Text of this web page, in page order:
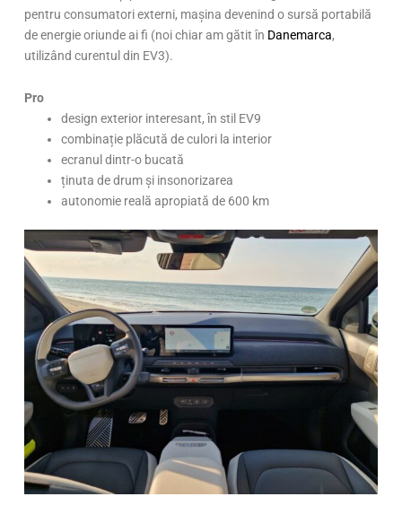
pentru consumatori externi, mașina devenind o sursă portabilă
de energie oriunde ai fi (noi chiar am gătit în Danemarca,
utilizând curentul din EV3).
Pro
design exterior interesant, în stil EV9
combinație plăcută de culori la interior
ecranul dintr-o bucată
ținuta de drum și insonorizarea
autonomie reală apropiată de 600 km